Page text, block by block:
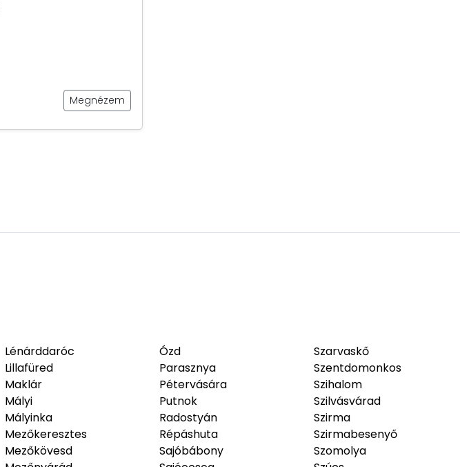
Megnézem
Lénárddaróc
Lillafüred
Maklár
Mályi
Mályinka
Mezőkeresztes
Mezőkövesd
Ózd
Parasznya
Pétervására
Putnok
Radostyán
Répáshuta
Sajóbábony
Szarvaskő
Szentdomonkos
Szihalom
Szilvásvárad
Szirma
Szirmabesenyő
Szomolya